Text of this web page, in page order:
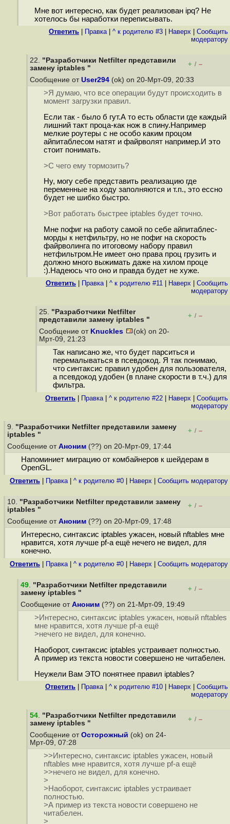
Мне вот интересно, как будет реализован ipq? Не
хотелось бы наработки переписывать.
Ответить Правка| ^ к родителю #3 Наверх
Cообщить
модератору
22. "Разработчики Netfilter представили
замену iptables "
+ / –
Сообщение от User294 (ok) on 20-Мрт-09, 20:33
>Я думаю, что все операции будут происходить в
момент загрузки правил.
Если так - было б гут.А то есть области где каждый
лишний такт проца-как нож в спину.Например
мелкие роутеры с не особо каким процом
айпитаблесом натят и файрволят например.И это
стоит понимать.
>С чего ему тормозить?
Ну, могу себе представить реализацию где
переменные на ходу заполняются и т.п., это ессно
будет не шибко быстро.
>Вот работать быстрее iptables будет точно.
Мне пофиг на работу самой по себе айпитаблес-
морды к нетфильтру, но не пофиг на скорость
файрволинга по итоговому набору правил
нетфильтром.Не имеет оно права проц грузить и
должно много выжимать даже на хилом проце
:).Надеюсь что оно и правда будет не хуже.
Ответить Правка| ^ к родителю #11 Наверх
Cообщить
модератору
25. "Разработчики Netfilter
представили замену iptables "
+ / –
Сообщение от Knuckles
(ok) on 20-
Мрт-09, 21:23
Так написано же, что будет парситься и
перемалываться в псевдокод. Я так понимаю,
что синтаксис правил удобен для пользователя,
а псевдокод удобен (в плане скорости в т.ч.) для
фильтра.
Ответить Правка| ^ к родителю #22 Наверх
Cообщить
модератору
9. "Разработчики Netfilter представили замену
iptables "
+ / –
Сообщение от Аноним (??) on 20-Мрт-09, 17:44
Напоминиет миграцию от комбайнеров к шейдерам в
OpenGL.
Ответить Правка| ^ к родителю #0 Наверх Cообщить модератору
10. "Разработчики Netfilter представили замену
iptables "
+ / –
Сообщение от Аноним (??) on 20-Мрт-09, 17:48
Интересно, синтаксис iptables ужасен, новый nftables мне
нравится, хотя лучше pf-а ещё нечего не видел, для
конечно.
Ответить Правка| ^ к родителю #0 Наверх Cообщить модератору
49. "Разработчики Netfilter представили
замену iptables "
+ / –
Сообщение от Аноним (??) on 21-Мрт-09, 19:49
>Интересно, синтаксис iptables ужасен, новый nftables
мне нравится, хотя лучше pf-а ещё
>нечего не видел, для конечно.
Наоборот, синтаксис iptables устраивает полностью.
А пример из текста новости совершено не читабелен.
Неужели Вам ЭТО понятнее правил iptables?
Ответить Правка| ^ к родителю #10 Наверх
Cообщить
модератору
54. "Разработчики Netfilter представили
замену iptables "
+ / –
Сообщение от Осторожный (ok) on 24-
Мрт-09, 07:28
>>Интересно, синтаксис iptables ужасен, новый
nftables мне нравится, хотя лучше pf-а ещё
>>нечего не видел, для конечно.
>
>Наоборот, синтаксис iptables устраивает
полностью.
>А пример из текста новости совершено не
читабелен.
>